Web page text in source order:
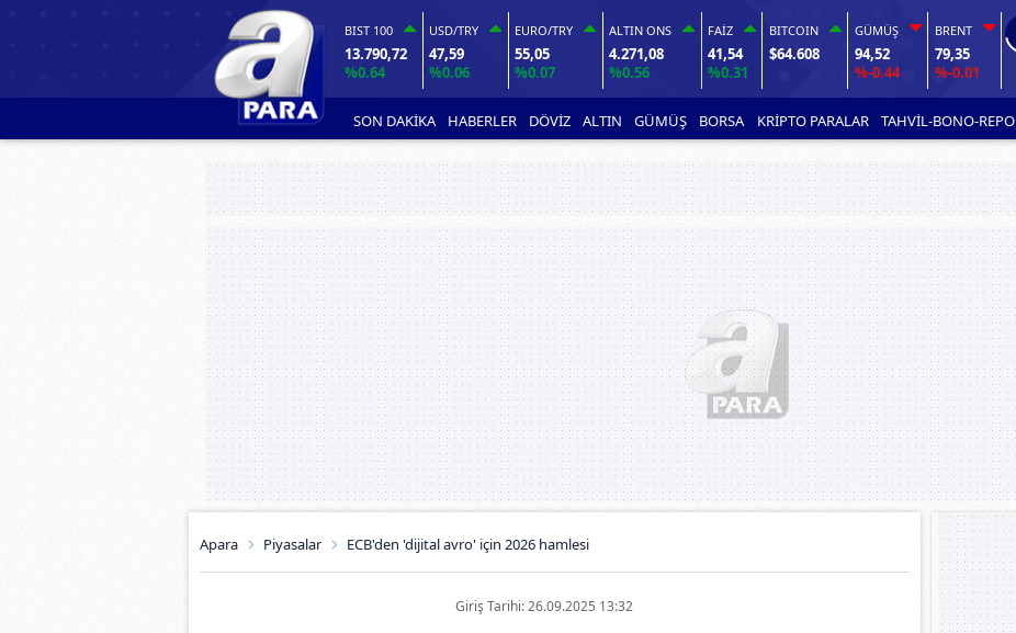
BIST 100
13.790,72
%0.64
USD/TRY
47,59
%0.06
EURO/TRY
55,05
%0.07
ALTIN ONS
4.271,08
%0.56
FAİZ
41,54
%0.31
BITCOIN
$64.608
GÜMÜŞ
94,52
%-0.44
BRENT
79,35
%-0.01
SON DAKİKA HABERLER DÖVİZ ALTIN GÜMÜŞ BORSA KRİPTO PARALAR TAHVİL-BONO-REPO
Apara Piyasalar ECB'den 'dijital avro' için 2026 hamlesi
Giriş Tarihi: 26.09.2025 13:32